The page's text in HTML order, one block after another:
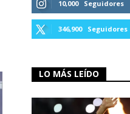
10,000 Seguidores
346,900 Seguidores
LO MÁS LEÍDO